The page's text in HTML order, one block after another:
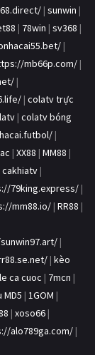
| sunwin |
| 78win | sv368 |
|
mb66p.com/ |
|
| colatv trực
| colatv bóng
|
| XX88 | MM88 |
cakhiatv |
79king.express/ |
mm88.io/ | RR88 |
|
| kèo
ca cuoc | 7mcn |
MD5 | 1GOM |
| xoso66 |
alo789ga.com/ |